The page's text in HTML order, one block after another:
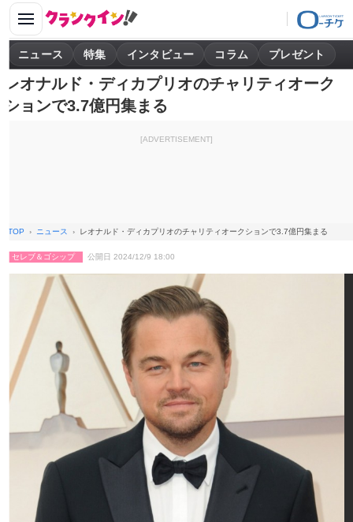
ニュース 特集 インタビュー コラム プレゼント
レオナルド・ディカプリオのチャリティオーク
ションで3.7億円集まる
[ADVERTISEMENT]
TOP ニュース レオナルド・ディカプリオのチャリティオークションで3.7億円集まる
セレブ＆ゴシップ 公開日 2024/12/9 18:00